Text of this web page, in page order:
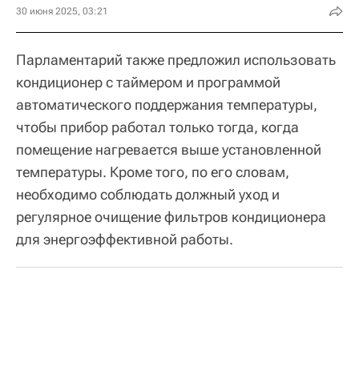
30 июня 2025, 03:21
Парламентарий также предложил использовать
кондиционер с таймером и программой
автоматического поддержания температуры,
чтобы прибор работал только тогда, когда
помещение нагревается выше установленной
температуры. Кроме того, по его словам,
необходимо соблюдать должный уход и
регулярное очищение фильтров кондиционера
для энергоэффективной работы.